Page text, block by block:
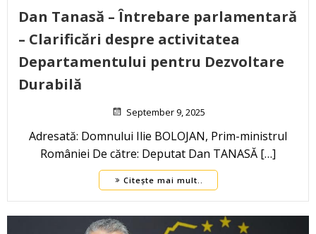
Dan Tanasă – Întrebare parlamentară
– Clarificări despre activitatea
Departamentului pentru Dezvoltare
Durabilă
September 9, 2025
Adresată: Domnului Ilie BOLOJAN, Prim-ministrul
României De către: Deputat Dan TANASĂ […]
Citește mai mult..